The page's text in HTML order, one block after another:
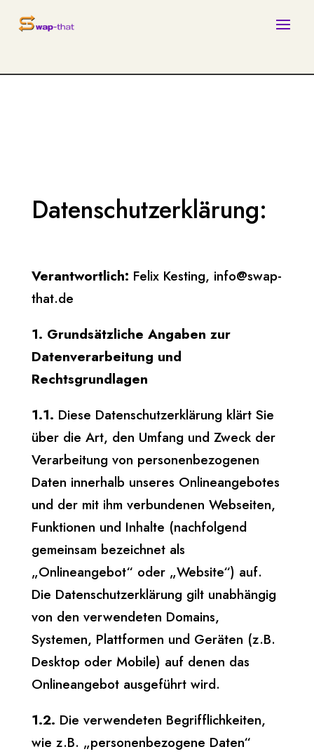
Datenschutzerklärung:
Verantwortlich: Felix Kesting, info@swap-
that.de
1. Grundsätzliche Angaben zur
Datenverarbeitung und
Rechtsgrundlagen
1.1. Diese Datenschutzerklärung klärt Sie
über die Art, den Umfang und Zweck der
Verarbeitung von personenbezogenen
Daten innerhalb unseres Onlineangebotes
und der mit ihm verbundenen Webseiten,
Funktionen und Inhalte (nachfolgend
gemeinsam bezeichnet als
„Onlineangebot“ oder „Website“) auf.
Die Datenschutzerklärung gilt unabhängig
von den verwendeten Domains,
Systemen, Plattformen und Geräten (z.B.
Desktop oder Mobile) auf denen das
Onlineangebot ausgeführt wird.
1.2. Die verwendeten Begrifflichkeiten,
wie z.B. „personenbezogene Daten“